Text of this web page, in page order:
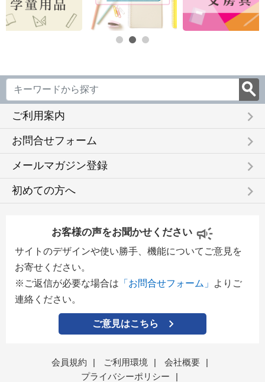
ご利用案内 keyboard_arrow_right
お問合せフォーム keyboard_arrow_right
メールマガジン登録 keyboard_arrow_right
初めての方へ keyboard_arrow_right
お客様の声をお聞かせください
サイトのデザインや使い勝手、機能についてご意見を
お寄せください。
※ご返信が必要な場合は 「お問合せフォーム」
よりご
連絡ください。
ご意見はこちら
会員規約 | ご利用環境 | 会社概要
|
プライバシーポリシー
|